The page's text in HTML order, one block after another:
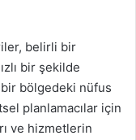
belirli bir
bir şekilde
bir bölgedeki nüfus
planlamacılar için
ve hizmetlerin